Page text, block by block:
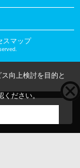
スマップ
向上検討を目的と
ください。